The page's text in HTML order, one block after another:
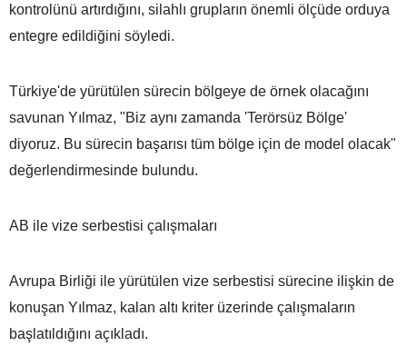
kontrolünü artırdığını, silahlı grupların önemli ölçüde orduya
entegre edildiğini söyledi.
Türkiye'de yürütülen sürecin bölgeye de örnek olacağını
savunan Yılmaz, "Biz aynı zamanda 'Terörsüz Bölge'
diyoruz. Bu sürecin başarısı tüm bölge için de model olacak"
değerlendirmesinde bulundu.
AB ile vize serbestisi çalışmaları
Avrupa Birliği ile yürütülen vize serbestisi sürecine ilişkin de
konuşan Yılmaz, kalan altı kriter üzerinde çalışmaların
başlatıldığını açıkladı.